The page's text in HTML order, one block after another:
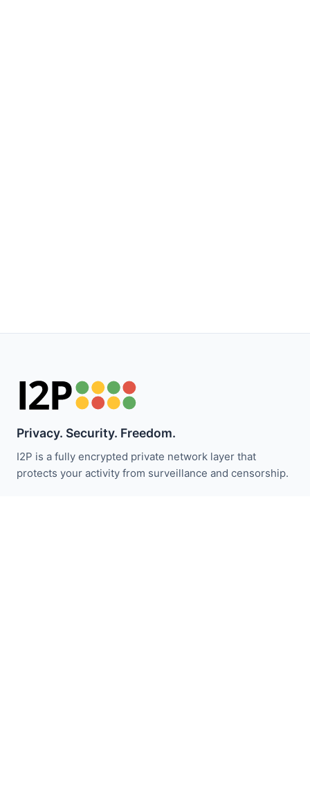
Privacy. Security. Freedom.
I2P is a fully encrypted private network layer that
protects your activity from surveillance and censorship.